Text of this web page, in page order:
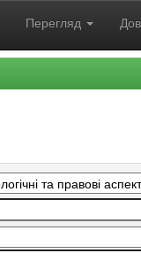
Перегляд